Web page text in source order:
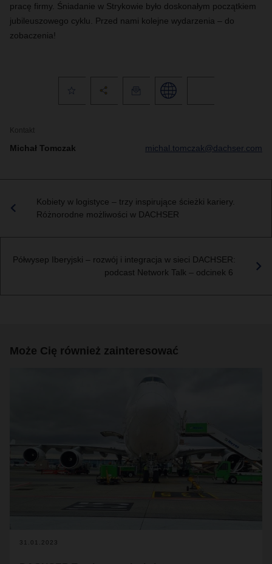
pracę firmy. Śniadanie w Strykowie było doskonałym początkiem
jubileuszowego cyklu. Przed nami kolejne wydarzenia – do
zobaczenia!
Kontakt
Michał Tomczak michal.tomczak@dachser.com
Kobiety w logistyce – trzy inspirujące ścieżki kariery.
Różnorodne możliwości w DACHSER
Półwysep Iberyjski – rozwój i integracja w sieci DACHSER:
podcast Network Talk – odcinek 6
Może Cię również zainteresować
31.01.2023